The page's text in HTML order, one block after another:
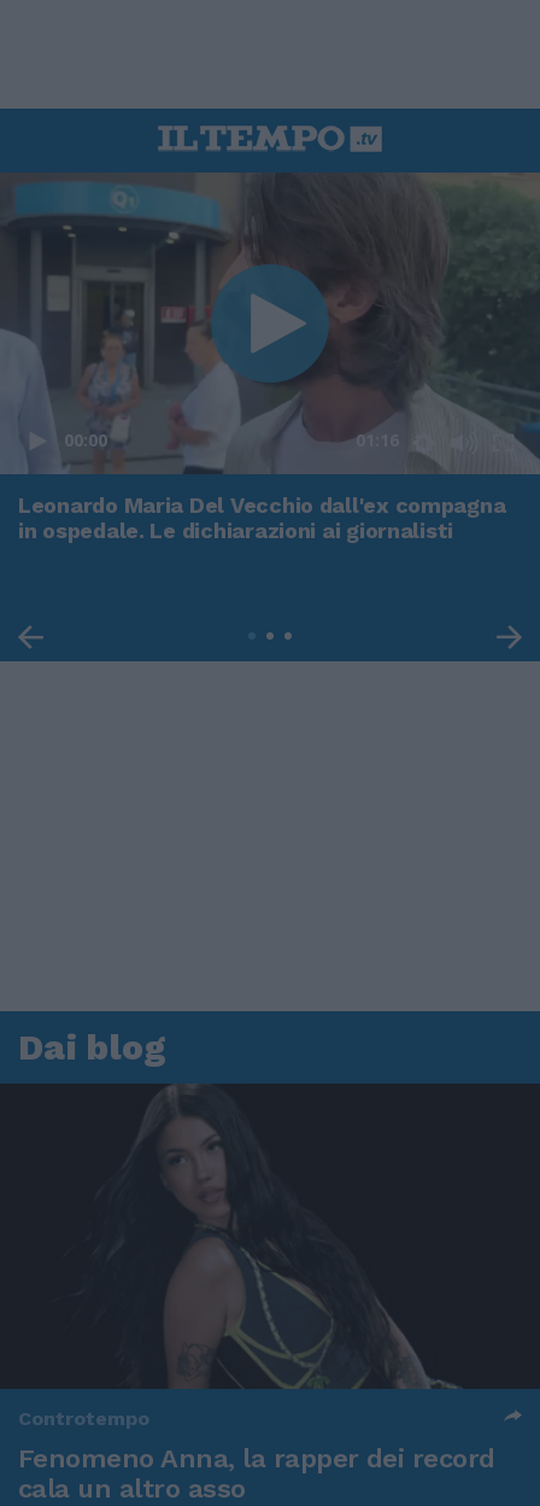
00:00 01:16
Leonardo Maria Del Vecchio dall'ex compagna
in ospedale. Le dichiarazioni ai giornalisti
Dai blog
Controtempo
Fenomeno Anna, la rapper dei record
cala un altro asso